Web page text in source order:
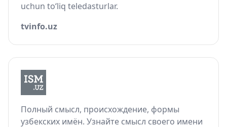
uchun to‘liq teledasturlar.
tvinfo.uz
Полный смысл, происхождение, формы
узбекских имён. Узнайте смысл своего имени